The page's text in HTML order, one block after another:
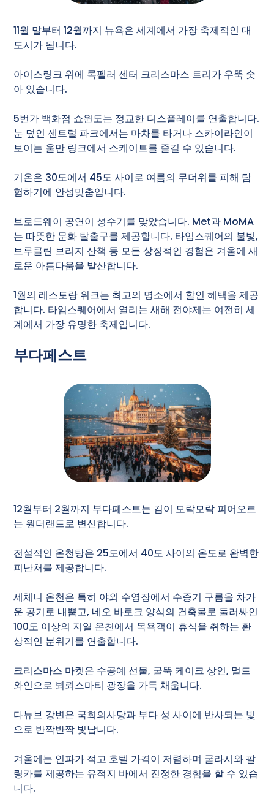
11월 말부터 12월까지 뉴욕은 세계에서 가장 축제적인 대
도시가 됩니다.
아이스링크 위에 록펠러 센터 크리스마스 트리가 우뚝 솟
아 있습니다.
5번가 백화점 쇼윈도는 정교한 디스플레이를 연출합니다.
눈 덮인 센트럴 파크에서는 마차를 타거나 스카이라인이
보이는 울만 링크에서 스케이트를 즐길 수 있습니다.
기온은 30도에서 45도 사이로 여름의 무더위를 피해 탐
험하기에 안성맞춤입니다.
브로드웨이 공연이 성수기를 맞았습니다. Met과 MoMA
는 따뜻한 문화 탈출구를 제공합니다. 타임스퀘어의 불빛,
브루클린 브리지 산책 등 모든 상징적인 경험은 겨울에 새
로운 아름다움을 발산합니다.
1월의 레스토랑 위크는 최고의 명소에서 할인 혜택을 제공
합니다. 타임스퀘어에서 열리는 새해 전야제는 여전히 세
계에서 가장 유명한 축제입니다.
부다페스트
12월부터 2월까지 부다페스트는 김이 모락모락 피어오르
는 원더랜드로 변신합니다.
전설적인 온천탕은 25도에서 40도 사이의 온도로 완벽한
피난처를 제공합니다.
세체니 온천은 특히 야외 수영장에서 수증기 구름을 차가
운 공기로 내뿜고, 네오 바로크 양식의 건축물로 둘러싸인
100도 이상의 지열 온천에서 목욕객이 휴식을 취하는 환
상적인 분위기를 연출합니다.
크리스마스 마켓은 수공예 선물, 굴뚝 케이크 상인, 멀드
와인으로 뵈뢰스마티 광장을 가득 채웁니다.
다뉴브 강변은 국회의사당과 부다 성 사이에 반사되는 빛
으로 반짝반짝 빛납니다.
겨울에는 인파가 적고 호텔 가격이 저렴하며 굴라시와 팔
링카를 제공하는 유적지 바에서 진정한 경험을 할 수 있습
니다.